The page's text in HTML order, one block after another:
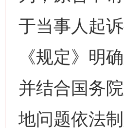
于当事人起
《规定》明
并结合国务
地问题依法